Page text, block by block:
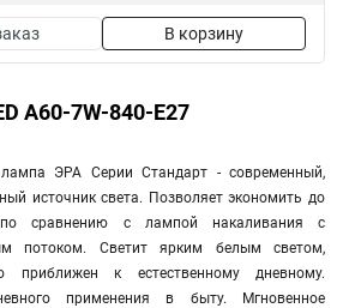
В корзину
A60-7W-840-E27
ЭРА Серии Стандарт - современный,
источник света. Позволяет экономить до
по сравнению с лампой накаливания с
потоком. Светит ярким белым светом,
приближен к естественному дневному.
применения в быту. Мгновенное